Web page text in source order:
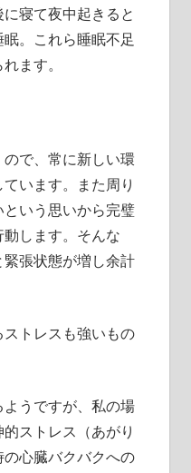
寝て夜中起きると
。これら睡眠不足
ます。
で、常に新しい環
います。また周り
いう思いから完璧
します。そんな
張状態が増し余計
トレスも強いもの
うですが、私の場
ストレス（あがり
心臓バクバクへの